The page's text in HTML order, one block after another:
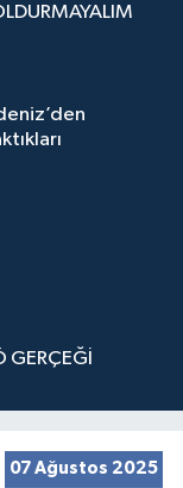
GERÇEĞİ
07 Ağustos 2025